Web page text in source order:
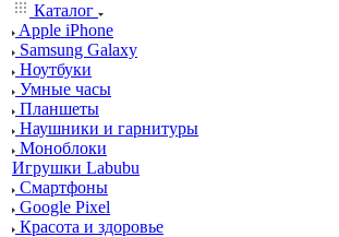
Каталог
Apple iPhone
Samsung Galaxy
Ноутбуки
Умные часы
Планшеты
Наушники и гарнитуры
Моноблоки
Игрушки Labubu
Смартфоны
Google Pixel
Красота и здоровье